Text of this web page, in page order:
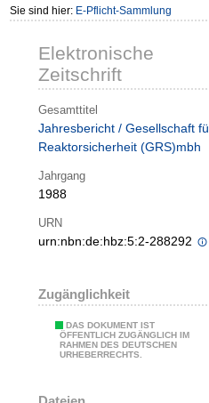
Sie sind hier: E-Pflicht-Sammlung
Elektronische
Zeitschrift
Gesamttitel
Jahresbericht / Gesellschaft
Reaktorsicherheit (GRS)mbh
Jahrgang
1988
URN
urn:nbn:de:hbz:5:2-288292
Zugänglichkeit
DAS DOKUMENT IST
ÖFFENTLICH ZUGÄNGLICH IM
RAHMEN DES DEUTSCHEN
URHEBERRECHTS.